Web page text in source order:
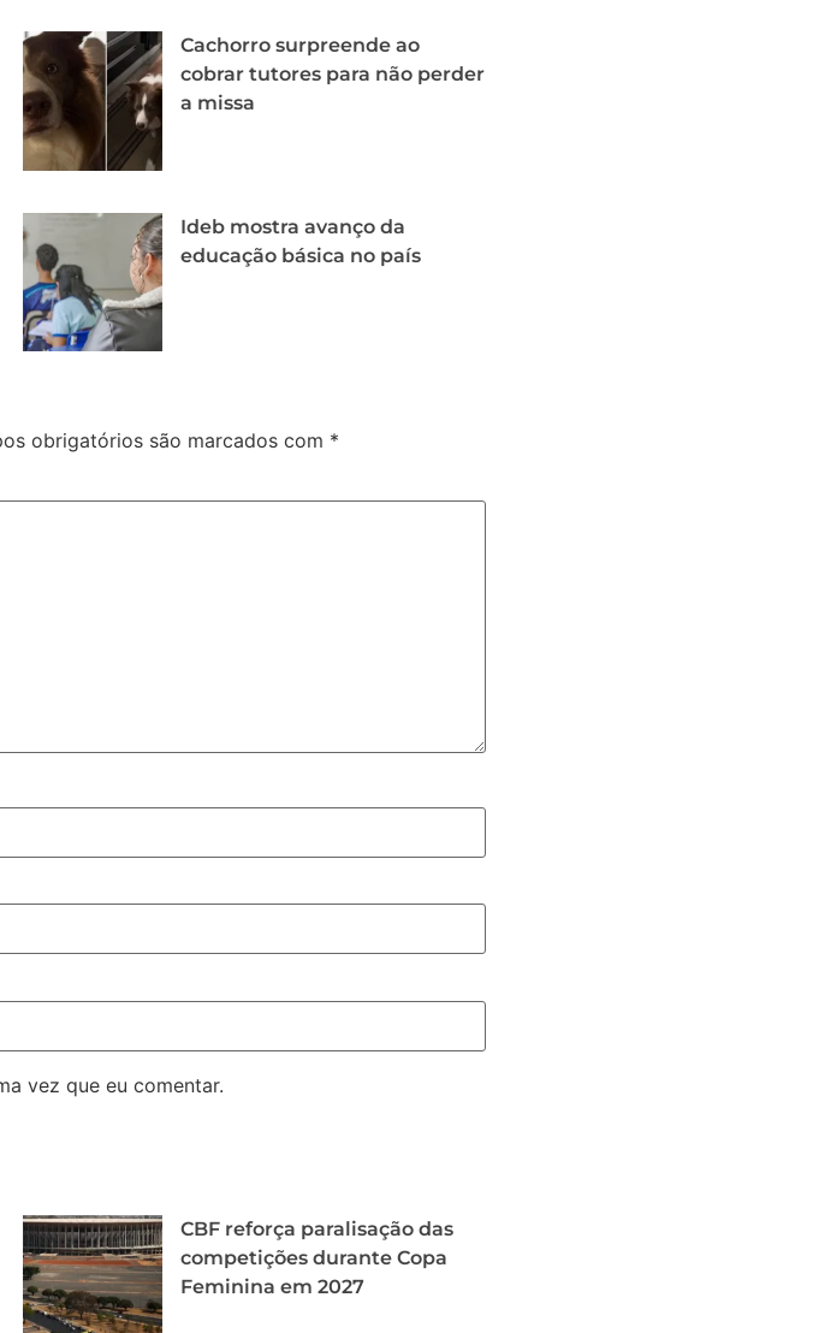
Cachorro surpreende ao
cobrar tutores para não perder
a missa
Ideb mostra avanço da
educação básica no país
obrigatórios são marcados com *
vez que eu comentar.
CBF reforça paralisação das
competições durante Copa
Feminina em 2027